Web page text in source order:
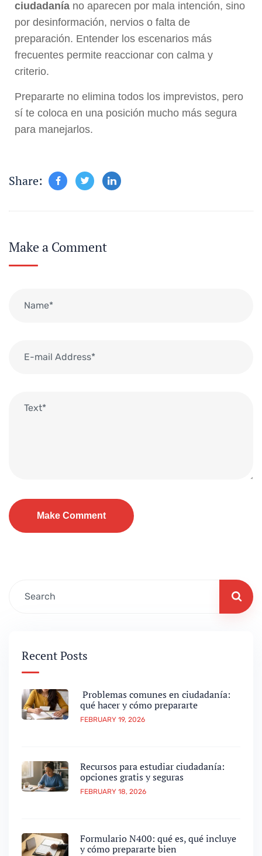
ciudadanía no aparecen por mala intención, sino
por desinformación, nervios o falta de
preparación. Entender los escenarios más
frecuentes permite reaccionar con calma y
criterio.
Prepararte no elimina todos los imprevistos, pero
sí te coloca en una posición mucho más segura
para manejarlos.
Share:
Make a Comment
Recent Posts
Problemas comunes en ciudadanía:
qué hacer y cómo prepararte
FEBRUARY 19, 2026
Recursos para estudiar ciudadanía:
opciones gratis y seguras
FEBRUARY 18, 2026
Formulario N400: qué es, qué incluye
y cómo prepararte bien